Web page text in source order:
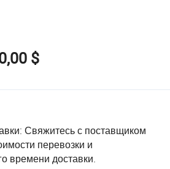
$
Свяжитесь с поставщиком
перевозки и
времени доставки.